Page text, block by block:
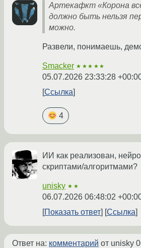
Артекафкт «Корона
должно быть нельзя
можно.
Развели, понимаешь,
Smacker ★★★★★
05.07.2026 23:33:28
Ссылка
4
ИИ как реализован,
скриптами/алгоритмами?
unisky ★★
06.07.2026 06:48:02
Показать ответ
Ссылка
Ответ на: комментарий от unisky